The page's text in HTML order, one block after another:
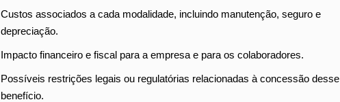
Custos associados a cada modalidade, incluindo manutenção, seguro e
depreciação.
Impacto financeiro e fiscal para a empresa e para os colaboradores.
Possíveis restrições legais ou regulatórias relacionadas à concessão desse
benefício.